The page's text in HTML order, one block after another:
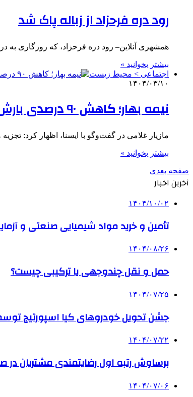
رود دره فرحزاد از زباله پاک شد
همشهری آنلاین– رود دره فرحزاد، که روزگاری
بیشتر بخوانید »
اجتماعی > محیط زیست
۱۴۰۴/۰۳/۱۰
نیمه بهار؛ کاهش ۹۰ درصدی بارش در تهران
مازیار غلامی در گفت‌وگو با ایسنا، اظهار کرد:
بیشتر بخوانید »
صفحه بعدی
آخرین اخبار
۱۴۰۴/۱۰/۰۲
تأمین و خرید مواد شیمیایی صنعتی و
۱۴۰۴/۰۸/۲۶
حمل و نقل چندوجهی یا ترکیبی چیست؟
۱۴۰۴/۰۷/۲۵
جشن تحویل خودروهای کیا اسپورتیج
۱۴۰۴/۰۷/۲۲
برساوش رتبه اول رضایتمندی مشتریان
۱۴۰۴/۰۷/۰۶